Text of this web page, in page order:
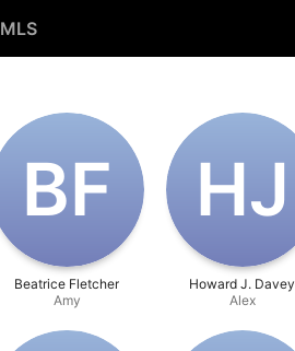
MLS
B‌F
Beatrice Fletcher
Amy
H‌J
Howard J. Davey
Alex